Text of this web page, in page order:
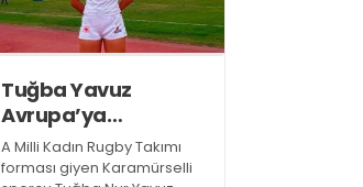
Tuğba Yavuz
Avrupa’ya
hazırlanıyor
A Milli Kadın Rugby Takımı
forması giyen Karamürselli